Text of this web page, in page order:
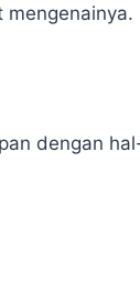
mengenainya.
dengan